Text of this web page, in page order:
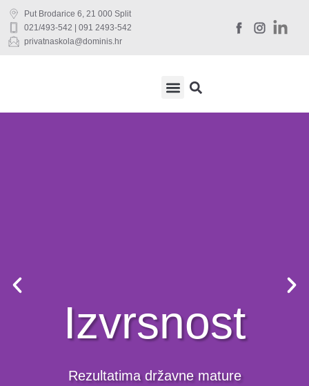
Put Brodarice 6, 21 000 Split
021/493-542 | 091 2493-542
privatnaskola@dominis.hr
Izvrsnost
Rezultatima državne mature